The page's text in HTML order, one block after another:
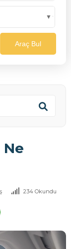
Araç Bul
Ne
234 Okundu